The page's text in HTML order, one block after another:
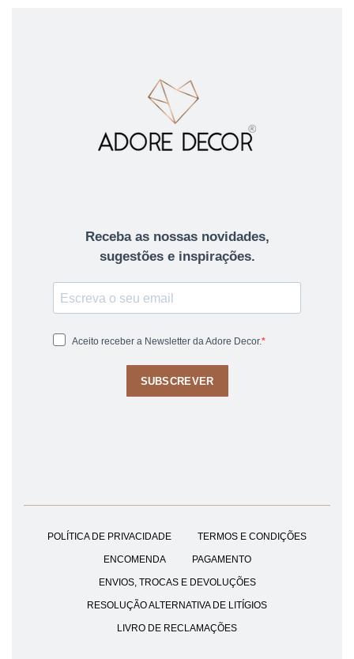
Receba as nossas novidades,
sugestões e inspirações.
Aceito receber a Newsletter da Adore Decor.
SUBSCREVER
POLÍTICA DE PRIVACIDADE TERMOS E CONDIÇÕES
ENCOMENDA PAGAMENTO
ENVIOS, TROCAS E DEVOLUÇÕES
RESOLUÇÃO ALTERNATIVA DE LITÍGIOS
LIVRO DE RECLAMAÇÕES